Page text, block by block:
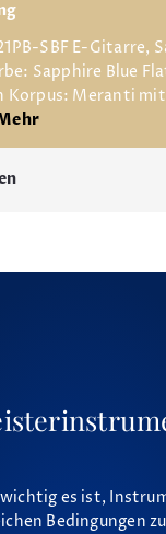
SBF E-Gitarre,
Sapphire Blue
Korpus: Meranti mit
es ist,
Bedingungen